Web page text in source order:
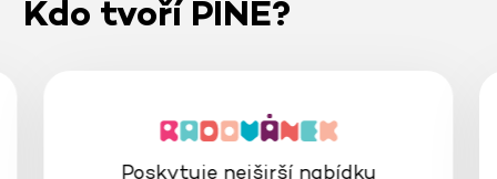
Kdo tvoří PINE?
Poskytuje nejširší nabídku